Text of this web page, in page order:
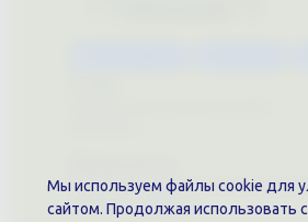
Политика обработки
Публичная оферта
Мы используем файлы cookie для
сайтом. Продолжая использовать